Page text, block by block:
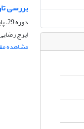
بررسی
دوره 29، پاییز 1400، پاییز 1400
ایرج
مشاهده